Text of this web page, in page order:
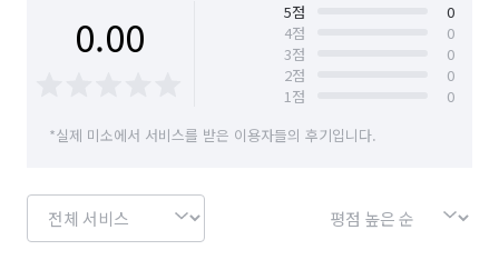
0.00 5점
0
4점
0
3점
0
2점
0
1점
0
*실제 미소에서 서비스를 받은 이용자들의 후기입니다.